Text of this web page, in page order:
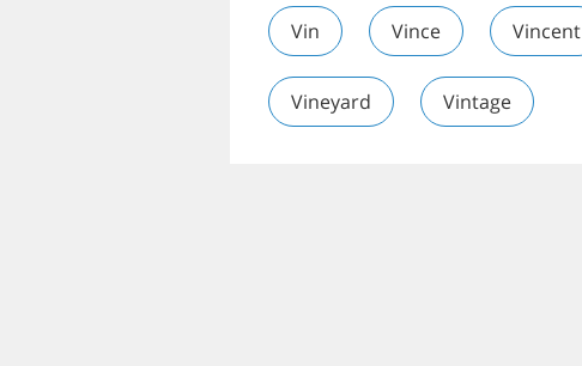
Vin Vince Vincent
Vineyard Vintage